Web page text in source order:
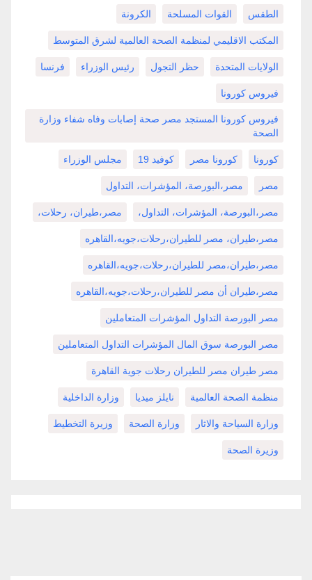
الطقس القوات المسلحة الكرونة
المكتب الاقليمي لمنظمة الصحة العالمية لشرق المتوسط
الولايات المتحدة حظر التجول رئيس الوزراء فرنسا
فيروس كورونا
فيروس كورونا المستجد مصر صحة إصابات وفاه شفاء وزارة
الصحة
كورونا كورونا مصر كوفيد 19 مجلس الوزراء
مصر مصر،البورصة، المؤشرات، التداول
مصر،البورصة، المؤشرات، التداول، مصر،طيران، رحلات،
مصر،طيران، مصر للطيران،رحلات،جويه،القاهره
مصر،طيران،مصر للطيران،رحلات،جويه،القاهره
مصر،طيران أن مصر للطيران،رحلات،جويه،القاهره
مصر البورصة التداول المؤشرات المتعاملين
مصر البورصة سوق المال المؤشرات التداول المتعاملين
مصر طيران مصر للطيران رحلات جوية القاهرة
منظمة الصحة العالمية نايلز ميديا وزارة الداخلية
وزارة السياحة والاثار وزارة الصحة وزيرة التخطيط
وزيرة الصحة